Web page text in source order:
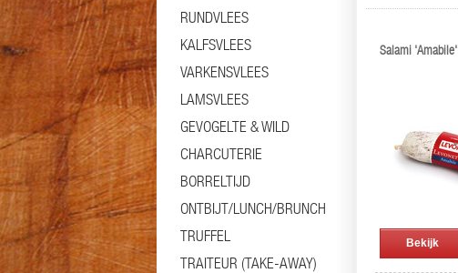
RUNDVLEES
KALFSVLEES
VARKENSVLEES
LAMSVLEES
GEVOGELTE & WILD
CHARCUTERIE
BORRELTIJD
ONTBIJT/LUNCH/BRUNCH
TRUFFEL
TRAITEUR (TAKE-AWAY)
Salami 'Amabile'
Bekijk